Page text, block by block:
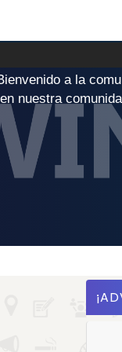
ienvenido a la comu
nuestra